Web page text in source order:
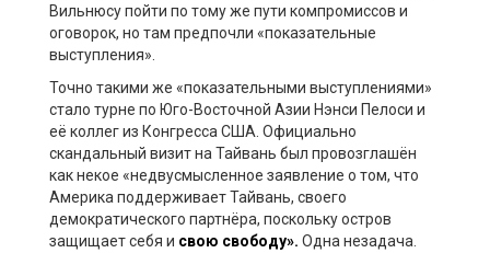
Вильнюсу пойти по тому же пути компромиссов и
оговорок, но там предпочли «показательные
выступления».
Точно такими же «показательными выступлениями»
стало турне по Юго-Восточной Азии Нэнси Пелоси и
её коллег из Конгресса США. Официально
скандальный визит на Тайвань был провозглашён
как некое «недвусмысленное заявление о том, что
Америка поддерживает Тайвань, своего
демократического партнёра, поскольку остров
защищает себя и свою свободу». Одна незадача.